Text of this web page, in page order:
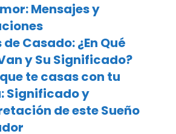
Mensajes y
Casado: ¿En Qué
y Su Significado?
te casas con tu
Significado y
de este Sueño